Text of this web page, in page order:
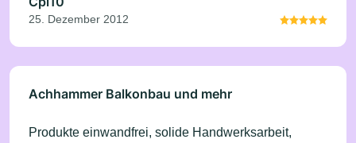
25. Dezember 2012
Achhammer Balkonbau und mehr
Produkte einwandfrei, solide Handwerksarbeit,